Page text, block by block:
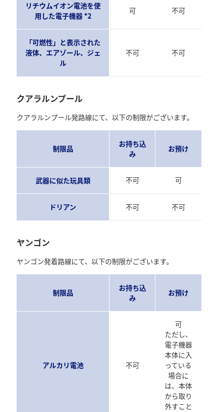
リチウムイオン電池を使
用した電子機器 *2
可 不可
「可燃性」と表示された
液体、エアゾール、ジェ
ル
不可 不可
クアラルンプール
クアラルンプール発路線にて、以下の制限がございます。
制限品
お持ち込
み
お預け
武器に似た玩具類 不可 可
ドリアン 不可 不可
ヤンゴン
ヤンゴン発着路線にて、以下の制限がございます。
制限品
お持ち込
み
お預け
アルカリ電池 不可
可
ただし、
電子機器
本体に入
っている
場合に
は、本体
から取り
外すこと